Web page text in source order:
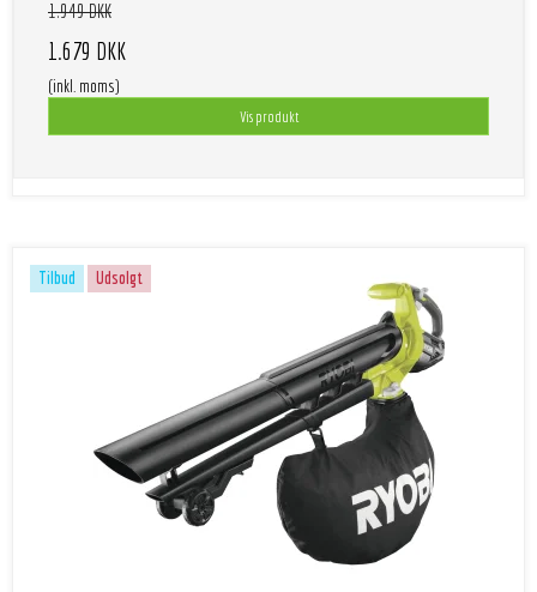
1.949 DKK
1.679 DKK
(inkl. moms)
Vis produkt
Tilbud Udsolgt